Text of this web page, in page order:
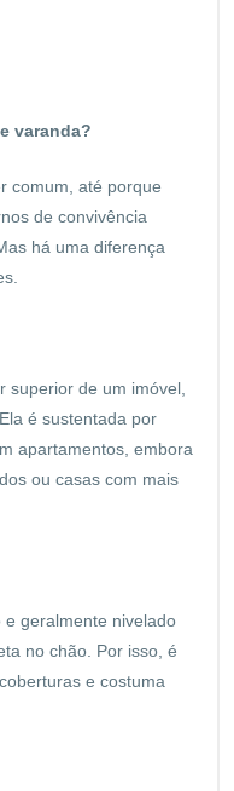
varanda?
comum, até porque
de convivência
há uma diferença
superior de um imóvel,
é sustentada por
apartamentos, embora
ou casas com mais
geralmente nivelado
no chão. Por isso, é
e costuma